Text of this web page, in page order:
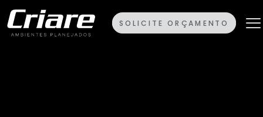
SOLICITE ORÇAMENTO